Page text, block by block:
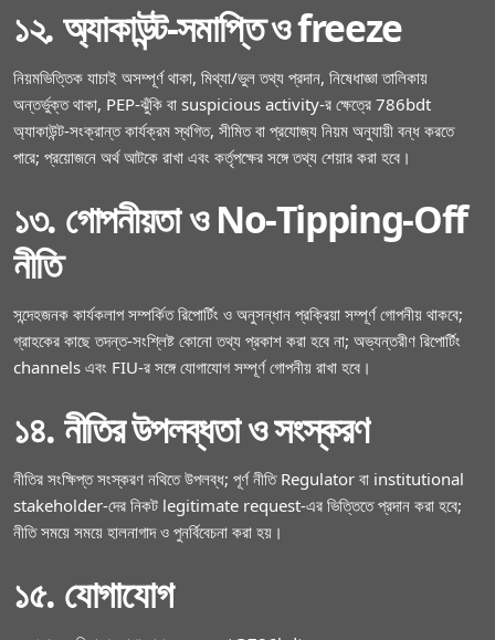
১২. অ্যাকাউন্ট‑সমাপ্তি ও freeze
নিয়মভিত্তিক যাচাই অসম্পূর্ণ থাকা, মিথ্যা/ভুল তথ্য প্রদান, নিষেধাজ্ঞা তালিকায়
অন্তর্ভুক্ত থাকা, PEP‑ঝুঁকি বা suspicious activity‑র ক্ষেত্রে 786bdt
অ্যাকাউন্ট‑সংক্রান্ত কার্যক্রম স্থগিত, সীমিত বা প্রযোজ্য নিয়ম অনুযায়ী বন্ধ করতে
পারে; প্রয়োজনে অর্থ আটকে রাখা এবং কর্তৃপক্ষের সঙ্গে তথ্য শেয়ার করা হবে।
১৩. গোপনীয়তা ও No‑Tipping‑Off
নীতি
সন্দেহজনক কার্যকলাপ সম্পর্কিত রিপোর্টিং ও অনুসন্ধান প্রক্রিয়া সম্পূর্ণ গোপনীয় থাকবে;
গ্রাহকের কাছে তদন্ত‑সংশ্লিষ্ট কোনো তথ্য প্রকাশ করা হবে না; অভ্যন্তরীণ রিপোর্টিং
channels এবং FIU‑র সঙ্গে যোগাযোগ সম্পূর্ণ গোপনীয় রাখা হবে।
১৪. নীতির উপলব্ধতা ও সংস্করণ
নীতির সংক্ষিপ্ত সংস্করণ নথিতে উপলব্ধ; পূর্ণ নীতি Regulator বা institutional
stakeholder‑দের নিকট legitimate request‑এর ভিত্তিতে প্রদান করা হবে;
নীতি সময়ে সময়ে হালনাগাদ ও পুনর্বিবেচনা করা হয়।
১৫. যোগাযোগ